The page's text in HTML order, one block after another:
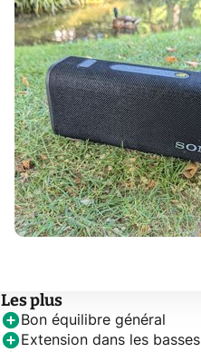
Les plus
Bon équilibre général
Extension dans les basses